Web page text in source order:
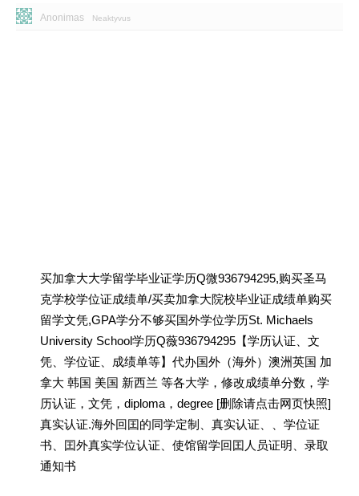
Anonimas Neaktyvus
买加拿大大学留学毕业证学历Q微936794295,购买圣马
克学校学位证成绩单/买卖加拿大院校毕业证成绩单购买
留学文凭,GPA学分不够买国外学位学历St. Michaels
University School学历Q薇936794295【学历认证、文
凭、学位证、成绩单等】代办国外（海外）澳洲英国 加
拿大 韩国 美国 新西兰 等各大学，修改成绩单分数，学
历认证，文凭，diploma，degree [删除请点击网页快照]
真实认证.海外回囯的同学定制、真实认证、、学位证
书、囯外真实学位认证、使馆留学回囯人员证明、录取
通知书